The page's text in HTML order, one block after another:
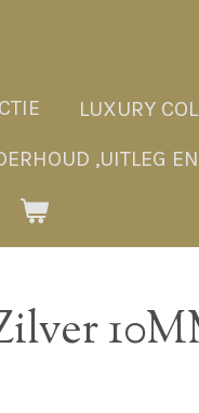
LUXURY
,UITLEG